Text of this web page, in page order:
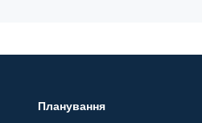
Планування